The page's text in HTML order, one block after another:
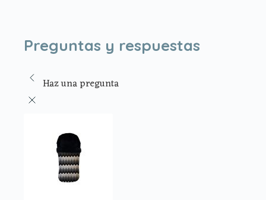
Preguntas y respuestas
Haz una pregunta